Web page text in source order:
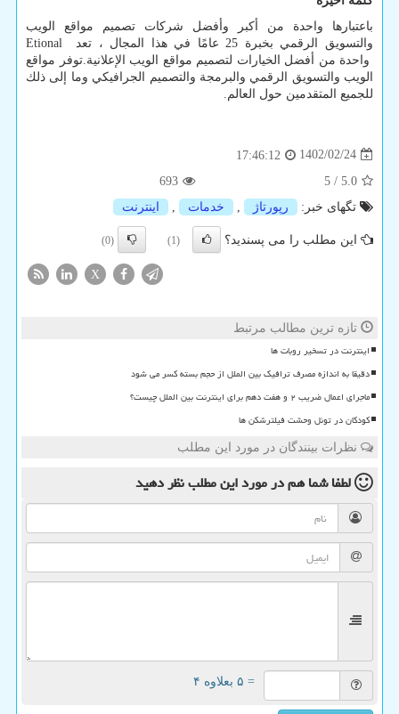
باعتبارها واحدة من أكبر وأفضل شركات تصميم مواقع الويب
والتسويق الرقمي بخبرة 25 عامًا في هذا المجال ، تعد
Etional
واحدة من أفضل الخيارات لتصميم مواقع الويب الإعلانية.توفر مواقع
الويب والتسويق الرقمي والبرمجة والتصميم الجرافيكي وما إلى ذلك
للجميع المتقدمين حول العالم.
1402/02/24
17:46:12
5.0
/
5
693
تگهای خبر:
رپورتاژ , خدمات , اینترنت
این مطلب را می پسندید؟ (1)
(0)
X
تازه ترین مطالب مرتبط
اینترنت در تسخیر روبات ها
دقیقا به اندازه مصرف ترافیک بین الملل از حجم بسته کسر می شود
ماجرای اعمال ضریب ۲ و هفت دهم برای اینترنت بین الملل چیست؟
کودکان در تونل وحشت فیلترشکن ها
نظرات بینندگان در مورد این مطلب
لطفا شما همدر مورد این مطلبنظر دهید
= ۵ بعلاوه ۴